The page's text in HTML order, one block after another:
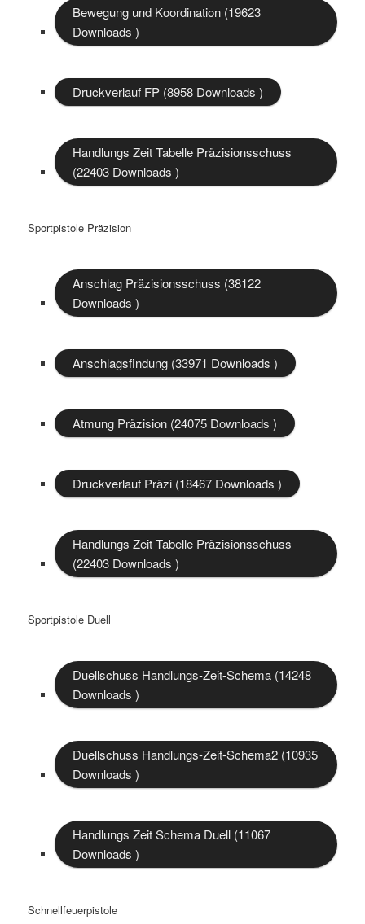
Bewegung und Koordination (19623
Downloads )
Druckverlauf FP (8958 Downloads )
Handlungs Zeit Tabelle Präzisionsschuss
(22403 Downloads )
Sportpistole Präzision
Anschlag Präzisionsschuss (38122
Downloads )
Anschlagsfindung (33971 Downloads )
Atmung Präzision (24075 Downloads )
Druckverlauf Präzi (18467 Downloads )
Handlungs Zeit Tabelle Präzisionsschuss
(22403 Downloads )
Sportpistole Duell
Duellschuss Handlungs-Zeit-Schema (14248
Downloads )
Duellschuss Handlungs-Zeit-Schema2 (10935
Downloads )
Handlungs Zeit Schema Duell (11067
Downloads )
Schnellfeuerpistole